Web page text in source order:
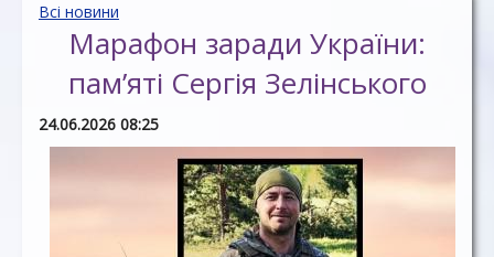
Всі новини
Марафон заради України:
пам’яті Сергія Зелінського
24.06.2026 08:25